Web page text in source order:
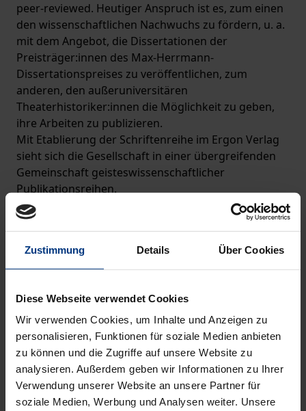
Zustimmung Details Über Cookies
Diese Webseite verwendet Cookies
Wir verwenden Cookies, um Inhalte und Anzeigen zu
personalisieren, Funktionen für soziale Medien anbieten
zu können und die Zugriffe auf unsere Website zu
analysieren. Außerdem geben wir Informationen zu Ihrer
Verwendung unserer Website an unsere Partner für
soziale Medien, Werbung und Analysen weiter. Unsere
peer-reviewed. Heutiger Anspruch ist es, zum einen
den wissenschaftlichen Nachwuchs zu fördern, u. a.
mit dem Angebot, die Dissertationen der
Preisträger:innen des Max-Herrmann-
Dissertationspreises zu veröffentlichen, zum
anderen, den außeruniversitären
Theaterhistoriker:innen die Möglichkeit zu geben,
ihre Arbeiten zu publizieren.
Mit Etablierung der Schriftenreihe im Ergon Verlag
sieht sich die Gesellschaft in einer übergreifenden
Gemeinschaft geisteswissenschaftlicher
Publikationsreihen.